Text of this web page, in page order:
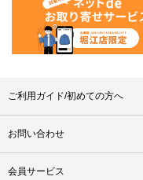
ご利用ガイド/初めての方へ
お問い合わせ
会員サービス